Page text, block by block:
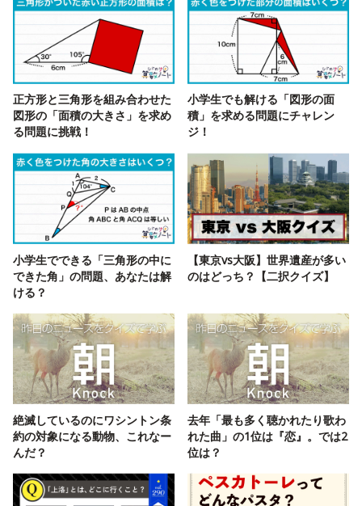
正方形と三角形を組み合わせた
図形の「面積の大きさ」を求め
る問題に挑戦！
小学生でも解ける「図形の面
積」を求める問題にチャレン
ジ！
小学生でできる「三角形の中に
できた角」の問題、あなたは解
ける？
【東京vs大阪】世界遺産が多い
のはどっち？【二択クイズ】
絶滅しているのにワシントン条
約の対象になる動物、これなー
んだ？
去年「最も多く聴かれたり歌わ
れた曲」の1位は『恋』。では2
位は？